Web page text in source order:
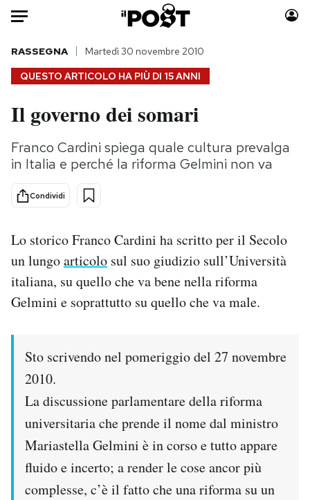
Auto
HOME
Italia
Politica
Tecnologia
Internet
Cultura
Economia
Moda
Consumismi
Europa
Altrecose
Mondiali calcio 2026
NEWSLETTER
I MIEI PREFERITI
SHOP
QUESTO ARTICOLO HA PIÙ DI 15 ANNI
RASSEGNA Martedì 30 novembre 2010
Il governo dei somari
Franco Cardini spiega quale cultura prevalga
in Italia e perché la riforma Gelmini non va
Condividi
Lo storico Franco Cardini ha scritto per il Secolo
un lungoarticolo sul suo giudizio sull’Università
italiana, su quello che va bene nella riforma
Gelmini e soprattutto su quello che va male.
Sto scrivendo nel pomeriggio del 27 novembre
2010.
La discussione parlamentare della riforma
universitaria che prende il nome dal ministro
Mariastella Gelmini è in corso e tutto appare
fluido e incerto; a render le cose ancor più
complesse, c’è il fatto che una riforma su un